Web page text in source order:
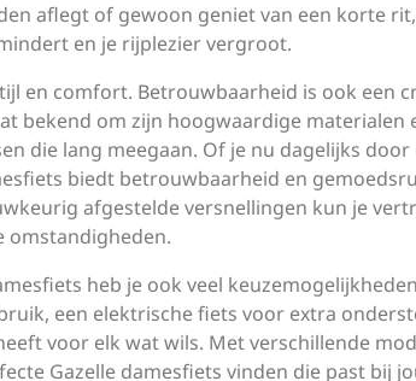
aflegt of gewoon geniet van een korte
en je rijplezier vergroot.
en comfort. Betrouwbaarheid is ook een
bekend om zijn hoogwaardige materialen
die lang meegaan. Of je nu dagelijks
biedt betrouwbaarheid en
afgestelde versnellingen kun je
omstandigheden.
heb je ook veel
een elektrische fiets voor extra
voor elk wat wils. Met verschillende
Gazelle damesfiets vinden die past bij